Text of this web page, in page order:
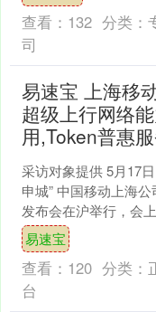
国产大型邮轮“爱达·....
查看： 132 分类：
司
易速宝 上海移
超级上行网络
用,Token普惠
采访对象提供 5月17
申城” 中国移动上海
发布会在沪举行，会
心成果：5G-A超级上
数智兴企....
易速宝
查看： 120 分类：
台